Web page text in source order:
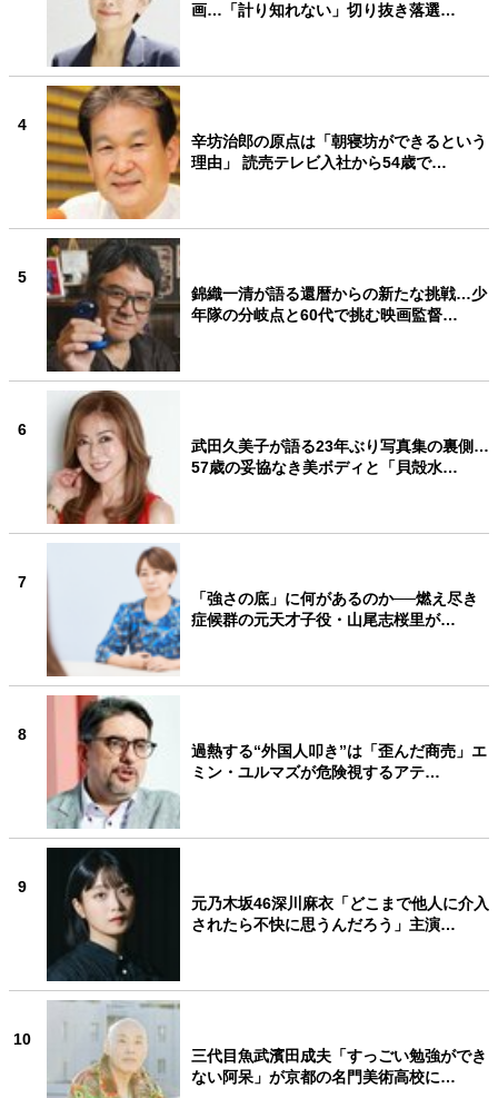
画…「計り知れない」切り抜き落選…
4
辛坊治郎の原点は「朝寝坊ができるという
理由」 読売テレビ入社から54歳で…
5
錦織一清が語る還暦からの新たな挑戦…少
年隊の分岐点と60代で挑む映画監督…
6
武田久美子が語る23年ぶり写真集の裏側…
57歳の妥協なき美ボディと「貝殻水…
7
「強さの底」に何があるのか──燃え尽き
症候群の元天才子役・山尾志桜里が…
8
過熱する“外国人叩き”は「歪んだ商売」エ
ミン・ユルマズが危険視するアテ…
9
元乃木坂46深川麻衣「どこまで他人に介入
されたら不快に思うんだろう」主演…
10
三代目魚武濱田成夫「すっごい勉強ができ
ない阿呆」が京都の名門美術高校に…